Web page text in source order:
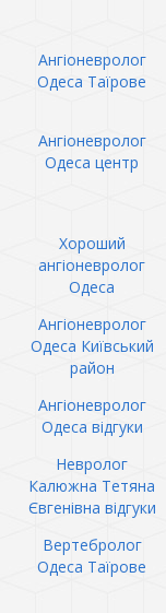
Ангіоневролог
Одеса Таїрове
Ангіоневролог
Одеса центр
Хороший
ангіоневролог
Одеса
Ангіоневролог
Одеса Київський
район
Ангіоневролог
Одеса відгуки
Невролог
Калюжна Тетяна
Євгенівна відгуки
Вертебролог
Одеса Таїрове